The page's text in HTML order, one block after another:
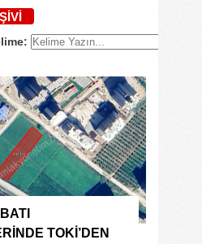
TOKİ’DEN